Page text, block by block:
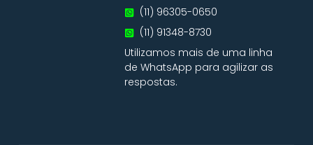
(11) 96305-0650
(11) 91348-8730
Utilizamos mais de uma linha
de WhatsApp para agilizar as
respostas.